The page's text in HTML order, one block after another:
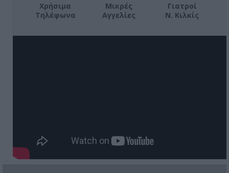
Χρήσιμα
Τηλέφωνα
Μικρές
Αγγελίες
Γιατροί
Ν. Κιλκίς